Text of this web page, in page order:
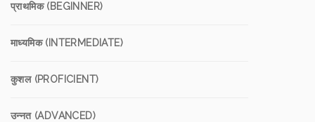
प्राथमिक (BEGINNER)
माध्यमिक (INTERMEDIATE)
कुशल (PROFICIENT)
उन्नत (ADVANCED)